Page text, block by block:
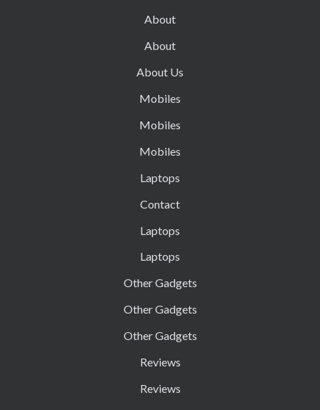
About
About
About Us
Mobiles
Mobiles
Mobiles
Laptops
Contact
Laptops
Laptops
Other Gadgets
Other Gadgets
Other Gadgets
Reviews
Reviews